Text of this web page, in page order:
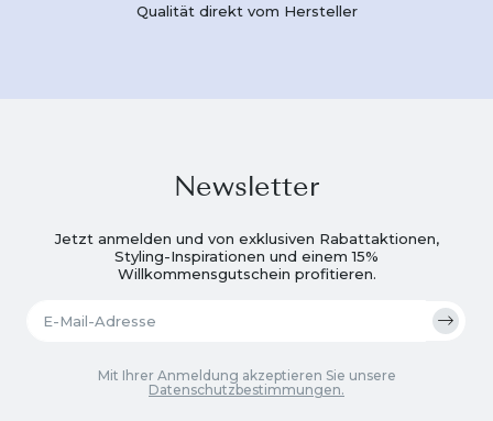
Qualität direkt vom Hersteller
Newsletter
Jetzt anmelden und von exklusiven Rabattaktionen,
Styling-Inspirationen und einem 15%
Willkommensgutschein profitieren.
Mit Ihrer Anmeldung akzeptieren Sie unsere
Datenschutzbestimmungen.